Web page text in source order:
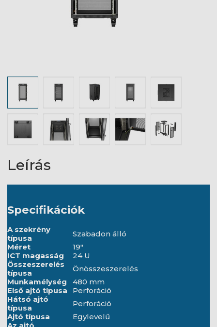
Leírás
Specifikációk
A szekrény
típusa
Szabadon álló
Méret
19"
ICT magasság
24 U
Összeszerelés
típusa
Önösszeszerelés
Munkamélység
480 mm
Első ajtó típusa
Perforáció
Hátsó ajtó
típusa
Perforáció
Ajtó típusa
Egylevelű